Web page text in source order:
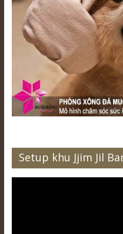
Setup khu Jjim Jil